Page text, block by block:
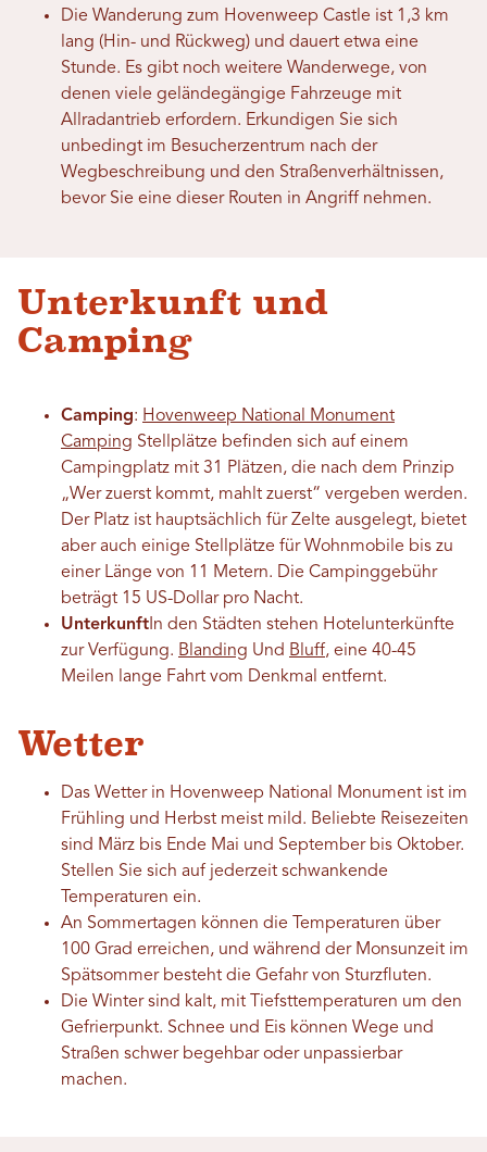
Die Wanderung zum Hovenweep Castle ist 1,3 km
lang (Hin- und Rückweg) und dauert etwa eine
Stunde. Es gibt noch weitere Wanderwege, von
denen viele geländegängige Fahrzeuge mit
Allradantrieb erfordern. Erkundigen Sie sich
unbedingt im Besucherzentrum nach der
Wegbeschreibung und den Straßenverhältnissen,
bevor Sie eine dieser Routen in Angriff nehmen.
Unterkunft und
Camping
Camping: Hovenweep National Monument
Camping Stellplätze befinden sich auf einem
Campingplatz mit 31 Plätzen, die nach dem Prinzip
„Wer zuerst kommt, mahlt zuerst“ vergeben werden.
Der Platz ist hauptsächlich für Zelte ausgelegt, bietet
aber auch einige Stellplätze für Wohnmobile bis zu
einer Länge von 11 Metern. Die Campinggebühr
beträgt 15 US-Dollar pro Nacht.
Unterkunft In den Städten stehen Hotelunterkünfte
zur Verfügung. Blanding Und Bluff, eine 40-45
Meilen lange Fahrt vom Denkmal entfernt.
Wetter
Das Wetter in Hovenweep National Monument ist im
Frühling und Herbst meist mild. Beliebte Reisezeiten
sind März bis Ende Mai und September bis Oktober.
Stellen Sie sich auf jederzeit schwankende
Temperaturen ein.
An Sommertagen können die Temperaturen über
100 Grad erreichen, und während der Monsunzeit im
Spätsommer besteht die Gefahr von Sturzfluten.
Die Winter sind kalt, mit Tiefsttemperaturen um den
Gefrierpunkt. Schnee und Eis können Wege und
Straßen schwer begehbar oder unpassierbar
machen.